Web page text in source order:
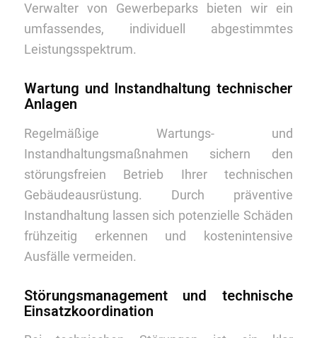
Verwalter von Gewerbeparks bieten wir ein
umfassendes, individuell abgestimmtes
Leistungsspektrum.
Wartung und Instandhaltung technischer
Anlagen
Regelmäßige Wartungs- und
Instandhaltungsmaßnahmen sichern den
störungsfreien Betrieb Ihrer technischen
Gebäudeausrüstung. Durch präventive
Instandhaltung lassen sich potenzielle Schäden
frühzeitig erkennen und kostenintensive
Ausfälle vermeiden.
Störungsmanagement und technische
Einsatzkoordination